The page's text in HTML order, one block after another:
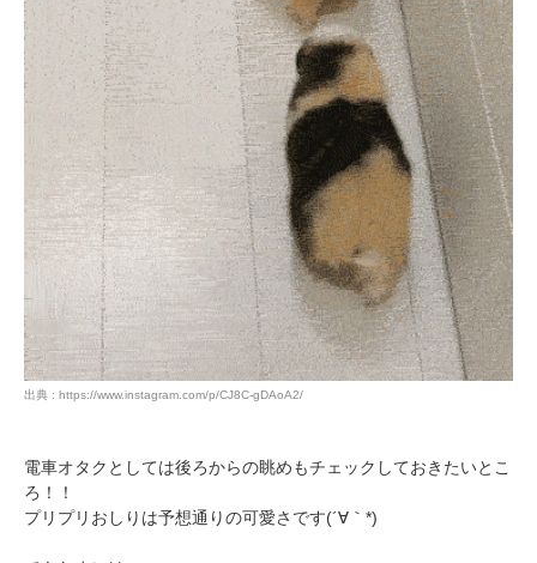
出典 : https://www.instagram.com/p/CJ8C-gDAoA2/
電車オタクとしては後ろからの眺めもチェックしておきたいとこ
ろ！！
プリプリおしりは予想通りの可愛さです(´∀｀*)
PECOアプリをダウンロード済みの方
アプリで開く